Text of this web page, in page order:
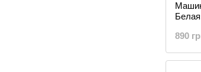
Белая
890